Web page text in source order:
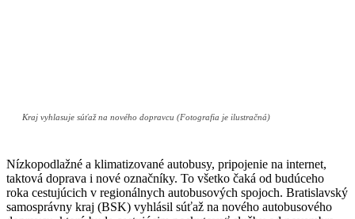
Kraj vyhlasuje súťaž na nového dopravcu (Fotografia je ilustračná)
Nízkopodlažné a klimatizované autobusy, pripojenie na internet,
taktová doprava i nové označníky. To všetko čaká od budúceho
roka cestujúcich v regionálnych autobusových spojoch. Bratislavský
samosprávny kraj (BSK) vyhlásil súťaž na nového autobusového